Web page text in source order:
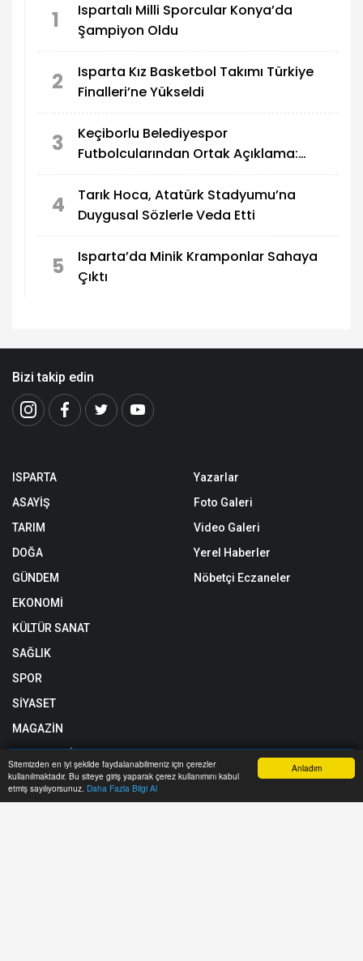
Anladım
Sitemizden en iyi şekilde faydalanabilmeniz için çerezler
kullanılmaktadır. Bu siteye giriş yaparak çerez kullanımını kabul
etmiş sayılıyorsunuz. Daha Fazla Bilgi Al
1
Ispartalı Milli Sporcular Konya’da
Şampiyon Oldu
2
Isparta Kız Basketbol Takımı Türkiye
Finalleri’ne Yükseldi
3
Keçiborlu Belediyespor
Futbolcularından Ortak Açıklama:
4
Tarık Hoca, Atatürk Stadyumu’na
Duygusal Sözlerle Veda Etti
5
Isparta’da Minik Kramponlar Sahaya
Çıktı
Bizi takip edin
ISPARTA
ASAYİŞ
TARIM
DOĞA
GÜNDEM
EKONOMİ
KÜLTÜR SANAT
SAĞLIK
SPOR
SİYASET
MAGAZİN
TEKNOLOJİ
Yazarlar
Foto Galeri
Video Galeri
Yerel Haberler
Nöbetçi Eczaneler
Anasayfa Yazarlar Haber Ara İhbar Hattı Menu